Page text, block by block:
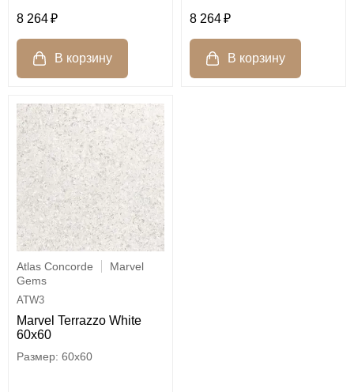
8 264 8 264
Atlas Concorde
Marvel
Gems
ATW3
Marvel Terrazzo White
60x60
60x60